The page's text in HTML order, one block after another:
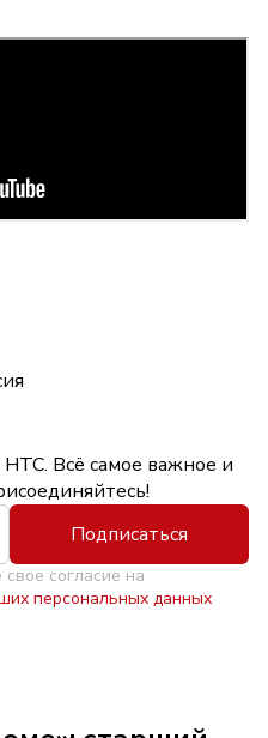
Всё самое важное и
Подписаться
согласие на
персональных данных